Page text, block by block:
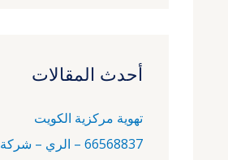
ث
ن
:
أحدث المقالات
تهوية مركزية الكويت
66568837 – الري – شركة